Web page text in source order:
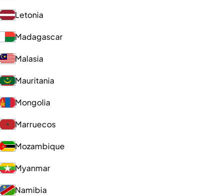
Letonia
Madagascar
Malasia
Mauritania
Mongolia
Marruecos
Mozambique
Myanmar
Namibia